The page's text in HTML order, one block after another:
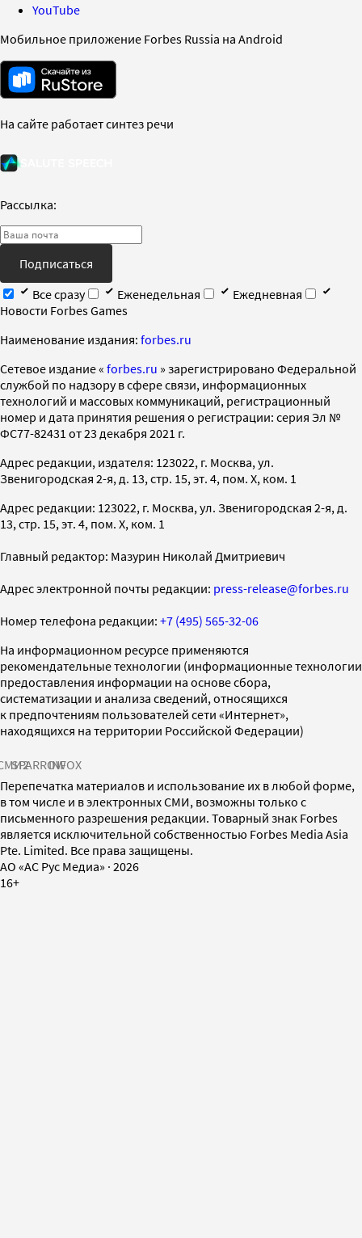
YouTube
Мобильное приложение Forbes Russia на Android
На сайте работает синтез речи
Рассылка:
Подписаться
Все сразу
Еженедельная
Ежедневная
Новости Forbes Games
Наименование издания: forbes.ru
Cетевое издание « forbes.ru » зарегистрировано Федеральной
службой по надзору в сфере связи, информационных
технологий и массовых коммуникаций, регистрационный
номер и дата принятия решения о регистрации: серия Эл №
ФС77-82431 от 23 декабря 2021 г.
Адрес редакции, издателя: 123022, г. Москва, ул.
Звенигородская 2-я, д. 13, стр. 15, эт. 4, пом. X, ком. 1
Адрес редакции: 123022, г. Москва, ул. Звенигородская 2-я, д.
13, стр. 15, эт. 4, пом. X, ком. 1
Главный редактор: Мазурин Николай Дмитриевич
Адрес электронной почты редакции: press-release@forbes.ru
Номер телефона редакции: +7 (495) 565-32-06
На информационном ресурсе применяются
рекомендательные технологии (информационные технологии
предоставления информации на основе сбора,
систематизации и анализа сведений, относящихся
к предпочтениям пользователей сети «Интернет»,
находящихся на территории Российской Федерации)
SPARROWINFOX
Перепечатка материалов и использование их в любой форме,
в том числе и в электронных СМИ, возможны только с
письменного разрешения редакции. Товарный знак Forbes
является исключительной собственностью Forbes Media Asia
Pte. Limited. Все права защищены.
AO «АС Рус Медиа» · 2026
16+